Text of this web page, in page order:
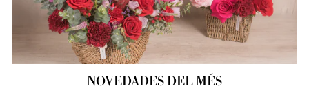
NOVEDADES DEL MÉS